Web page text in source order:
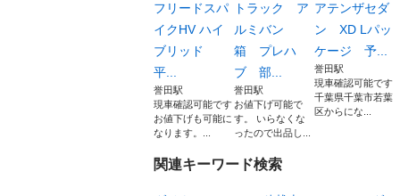
フリードスパ
イクHV ハイ
ブリッド
平...
誉田駅
現車確認可能です
お値下げも可能に
なります。...
トラック ア
ルミバン
箱 プレハ
ブ 部...
誉田駅
お値下げ可能で
す。 いらなくな
ったので出品し...
アテンザセダ
ン XD Lパッ
ケージ 予...
誉田駅
現車確認可能です
千葉県千葉市若葉
区からにな...
関連キーワード検索